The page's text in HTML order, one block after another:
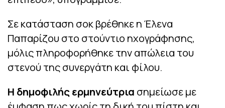
Σε κατάσταση σοκ βρέθηκε η Έλενα
Παπαρίζου στο στούντιο ηχογράφησης,
μόλις πληροφορήθηκε την απώλεια του
στενού της συνεργάτη και φίλου.
Η δημοφιλής ερμηνεύτρια σημείωσε με